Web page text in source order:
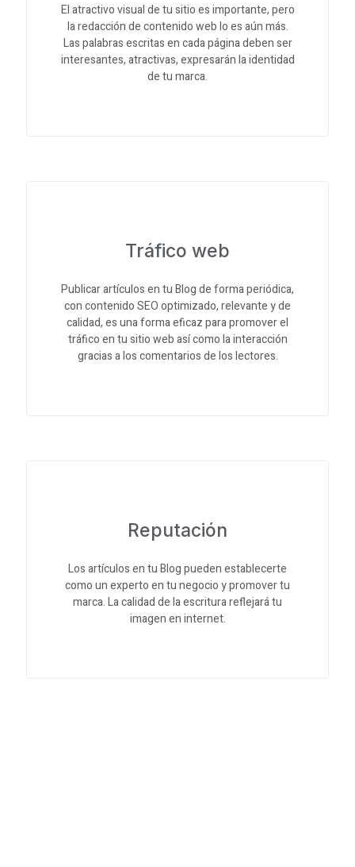
El atractivo visual de tu sitio es importante, pero
la redacción de contenido web lo es aún más.
Las palabras escritas en cada página deben ser
interesantes, atractivas, expresarán la identidad
de tu marca.
Tráfico web
Publicar artículos en tu Blog de forma periódica,
con contenido SEO optimizado, relevante y de
calidad, es una forma eficaz para promover el
tráfico en tu sitio web así como la interacción
gracias a los comentarios de los lectores.
Reputación
Los artículos en tu Blog pueden establecerte
como un experto en tu negocio y promover tu
marca. La calidad de la escritura reflejará tu
imagen en internet.